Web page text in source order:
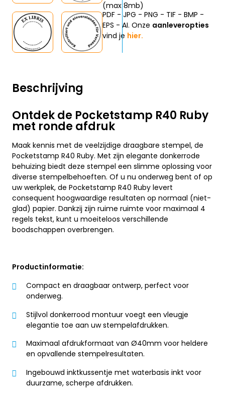
Beschrijving
Ontdek de Pocketstamp R40 Ruby
met ronde afdruk
Maak kennis met de veelzijdige draagbare stempel, de
Pocketstamp R40 Ruby. Met zijn elegante donkerrode
behuizing biedt deze stempel een slimme oplossing voor
diverse stempelbehoeften. Of u nu onderweg bent of op
uw werkplek, de Pocketstamp R40 Ruby levert
consequent hoogwaardige resultaten op normaal (niet-
glad) papier. Dankzij zijn ruime ruimte voor maximaal 4
regels tekst, kunt u moeiteloos verschillende
boodschappen overbrengen.
Productinformatie:
Compact en draagbaar ontwerp, perfect voor
onderweg.
Stijlvol donkerrood montuur voegt een vleugje
elegantie toe aan uw stempelafdrukken.
Maximaal afdrukformaat van Ø40mm voor heldere
en opvallende stempelresultaten.
Ingebouwd inktkussentje met waterbasis inkt voor
duurzame, scherpe afdrukken.
(max 8mb)
PDF - JPG - PNG - TIF - BMP -
EPS - AI. Onze aanleveropties
vind je hier.